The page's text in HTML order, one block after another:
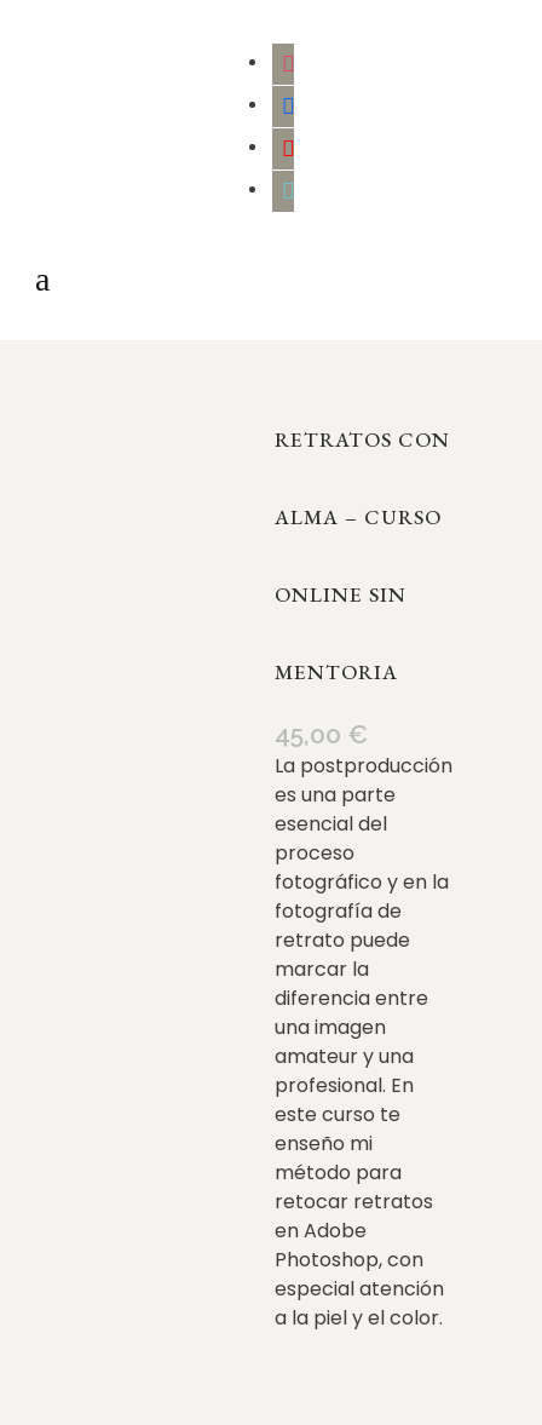
instagram
facebook
youtube
tiktok
RETRATOS CON
ALMA – CURSO
ONLINE SIN
MENTORIA
45,00 €
La postproducción
es una parte
esencial del
proceso
fotográfico y en la
fotografía de
retrato puede
marcar la
diferencia entre
una imagen
amateur y una
profesional. En
este curso te
enseño mi
método para
retocar retratos
en Adobe
Photoshop, con
especial atención
a la piel y el color.